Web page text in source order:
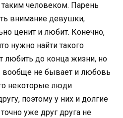
человеком. Парень
внимание девушки,
ценит и любит. Конечно,
нужно найти такого
любить до конца жизни, но
вообще не бывает и любовь
некоторые люди
поэтому у них и долгие
уже друг друга не